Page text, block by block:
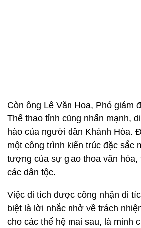
Còn ông Lê Văn Hoa, Phó giám
Thể thao tỉnh cũng nhấn mạnh,
hào của người dân Khánh Hòa.
một công trình kiến trúc đặc sắc
tượng của sự giao thoa văn
các dân tộc.
Việc di tích được công nhận di
biệt là lời nhắc nhở về trách
cho các thế hệ mai sau, là minh